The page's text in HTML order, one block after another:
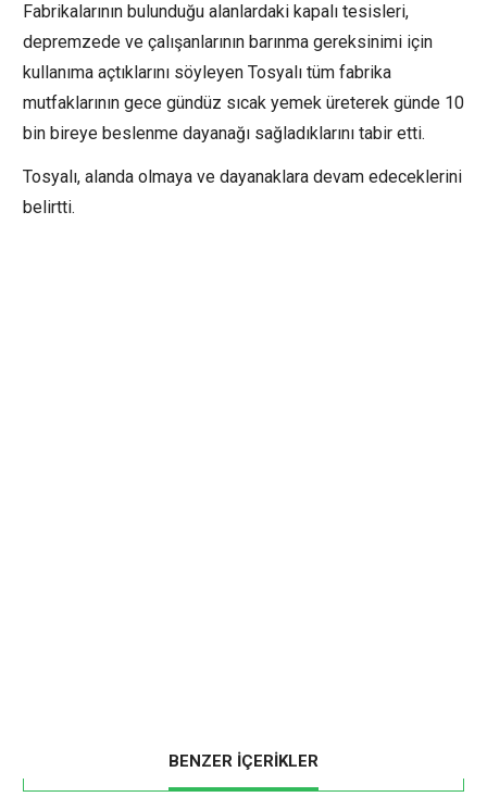
Fabrikalarının bulunduğu alanlardaki kapalı tesisleri,
depremzede ve çalışanlarının barınma gereksinimi için
kullanıma açtıklarını söyleyen Tosyalı tüm fabrika
mutfaklarının gece gündüz sıcak yemek üreterek günde 10
bin bireye beslenme dayanağı sağladıklarını tabir etti.
Tosyalı, alanda olmaya ve dayanaklara devam edeceklerini
belirtti.
BENZER İÇERİKLER